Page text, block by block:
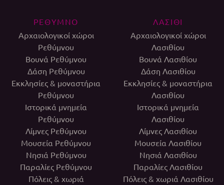
ΡΕΘΥΜΝΟ
Αρχαιολογικοί χώροι
Ρεθύμνου
Βουνά Ρεθύμνου
Δάση Ρεθύμνου
Εκκλησίες & μοναστήρια
Ρεθύμνου
Ιστορικά μνημεία
Ρεθύμνου
Λίμνες Ρεθύμνου
Μουσεία Ρεθύμνου
Νησιά Ρεθύμνου
Παραλίες Ρεθύμνου
Πόλεις & χωριά
ΛΑΣΙΘΙ
Αρχαιολογικοί χώροι
Λασιθίου
Βουνά Λασιθίου
Δάση Λασιθίου
Εκκλησίες & μοναστήρια
Λασιθίου
Ιστορικά μνημεία
Λασιθίου
Λίμνες Λασιθίου
Μουσεία Λασιθίου
Νησιά Λασιθίου
Παραλίες Λασιθίου
Πόλεις & χωριά Λασιθίου